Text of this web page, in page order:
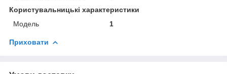
Користувальницькі характеристики
Мoдель
1
Приховати